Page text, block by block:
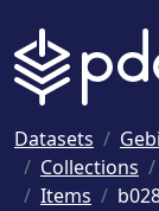
Datasets
Collections
Items